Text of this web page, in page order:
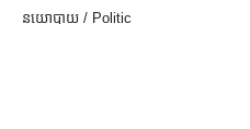
នយោបាយ / Politic